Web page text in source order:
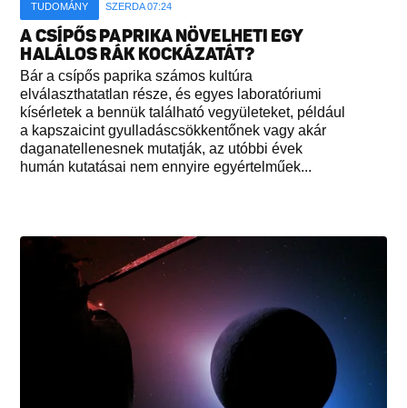
TUDOMÁNY SZERDA 07:24
A CSÍPŐS PAPRIKA NÖVELHETI EGY
HALÁLOS RÁK KOCKÁZATÁT?
Bár a csípős paprika számos kultúra
elválaszthatatlan része, és egyes laboratóriumi
kísérletek a bennük található vegyületeket, például
a kapszaicint gyulladáscsökkentőnek vagy akár
daganatellenesnek mutatják, az utóbbi évek
humán kutatásai nem ennyire egyértelműek...